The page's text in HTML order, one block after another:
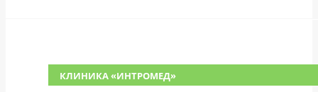
КЛИНИКА «ИНТРОМЕД»